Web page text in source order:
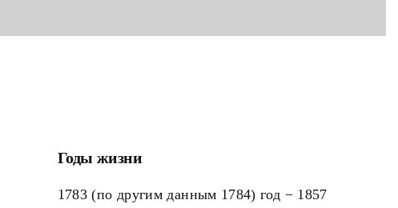
Годы жизни
1783 (по другим данным 1784) год − 1857